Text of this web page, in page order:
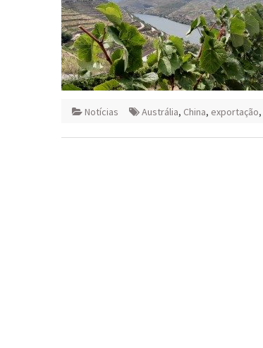
Notícias Austrália, China, exportação,